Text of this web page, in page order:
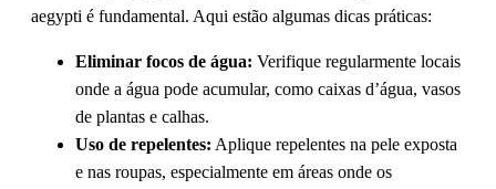
aegypti é fundamental. Aqui estão algumas dicas práticas:
Eliminar focos de água: Verifique regularmente locais
onde a água pode acumular, como caixas d’água, vasos
de plantas e calhas.
Uso de repelentes: Aplique repelentes na pele exposta
e nas roupas, especialmente em áreas onde os